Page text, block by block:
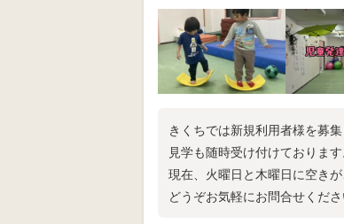
きくちでは新規利用者様を募
見学も随時受け付けております
現在、火曜日と木曜日に空きが
どうぞお気軽にお問合せくださ